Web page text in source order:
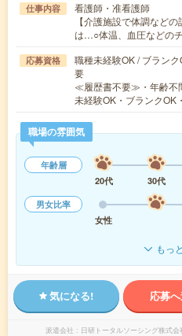
仕事内容
看護師・准看護師
【介護施設で体調など
は…○体温、血圧などの
応募資格
職種未経験OK / ブラン
要
≪履歴書不要≫・年齢不
未経験OK・ブランク
職場の雰囲気
年齢層
20代
30代
男女比率
女性
もっ
気になる! 応募
派遣会社 日研トータルソーシング株式